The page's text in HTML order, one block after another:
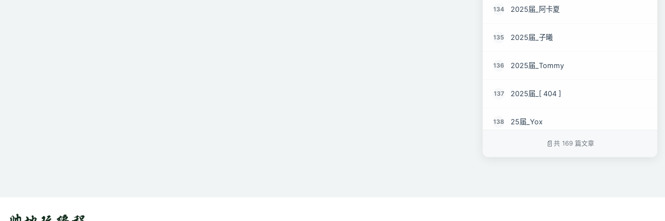
134 2025届_阿卡夏
135 2025届_子曦
136 2025届_Tommy
137 2025届_[ 404 ]
138 25届_Yox
共 169 篇文章